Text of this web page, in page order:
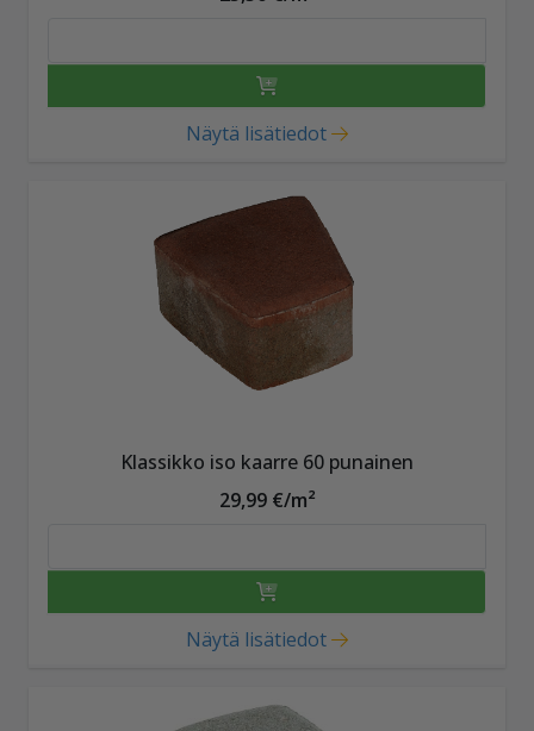
Näytä lisätiedot
Klassikko iso kaarre 60 punainen
29,99 €/m²
Näytä lisätiedot